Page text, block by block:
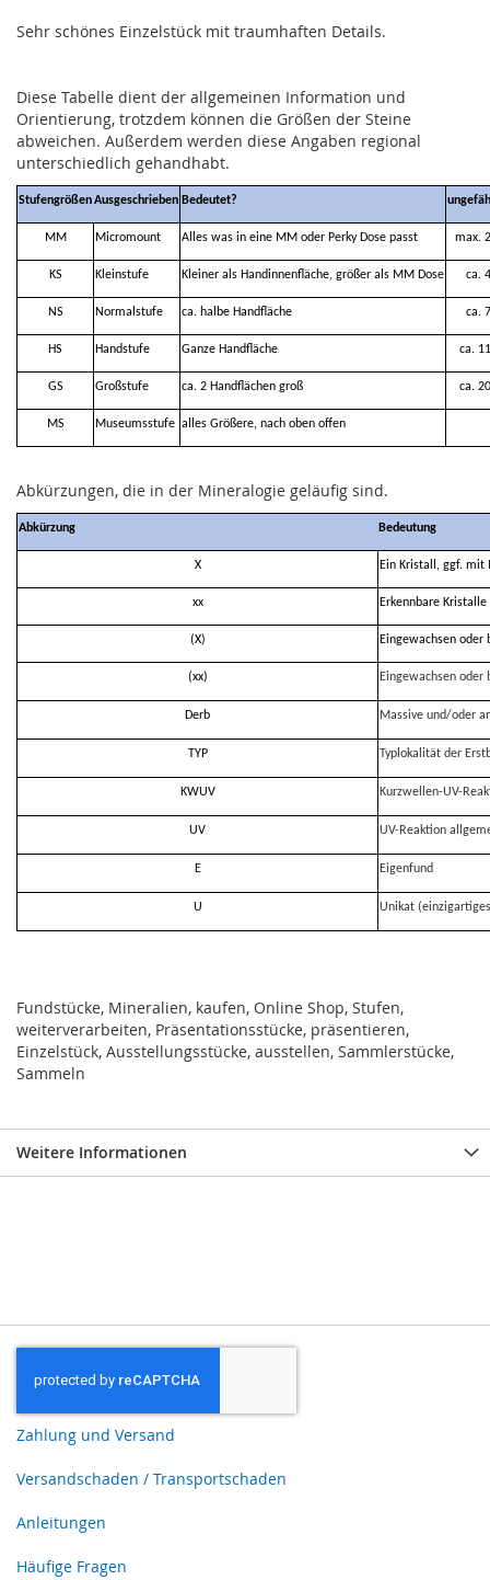
Sehr schönes Einzelstück mit traumhaften Details.
Diese Tabelle dient der allgemeinen Information und
Orientierung, trotzdem können die Größen der Steine
abweichen. Außerdem werden diese Angaben regional
unterschiedlich gehandhabt.
StufengrößenAusgeschrieben Bedeutet?
MM Micromount Alles was in eine MM oder Perky Dose passt max.
KS Kleinstufe Kleiner als Handinnenfläche, größer als MM Dose ca.
NS Normalstufe ca. halbe Handfläche ca.
HS Handstufe Ganze Handfläche ca.
GS Großstufe ca. 2 Handflächen groß ca.
MS Museumsstufe alles Größere, nach oben offen
Abkürzungen, die in der Mineralogie geläufig sind.
Abkürzung Bedeutung
X Ein Kristall, ggf. mit
xx Erkennbare Kristalle
(X) Eingewachsen oder
(xx) Eingewachsen oder
Derb Massive und/oder
TYP Typlokalität der
KWUV Kurzwellen-UV-
UV UV-Reaktion
E Eigenfund
U Unikat
Fundstücke, Mineralien, kaufen, Online Shop, Stufen,
weiterverarbeiten, Präsentationsstücke, präsentieren,
Einzelstück, Ausstellungsstücke, ausstellen, Sammlerstücke,
Sammeln
Weitere Informationen
Zahlung und Versand
Versandschaden / Transportschaden
Anleitungen
Häufige Fragen